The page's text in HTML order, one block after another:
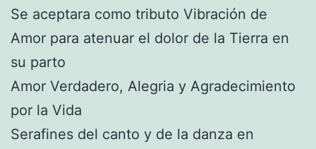
Se aceptara como tributo Vibración de
Amor para atenuar el dolor de la Tierra en
su parto
Amor Verdadero, Alegria y Agradecimiento
por la Vida
Serafines del canto y de la danza en